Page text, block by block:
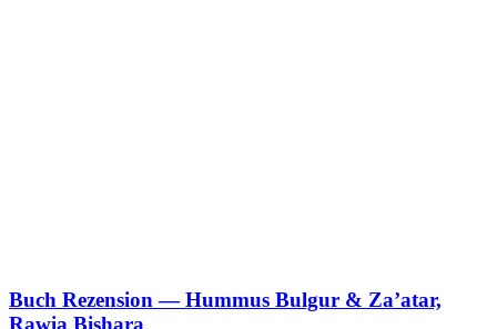
Buch Rezension — Hummus Bulgur & Za’atar,
Rawia Bishara